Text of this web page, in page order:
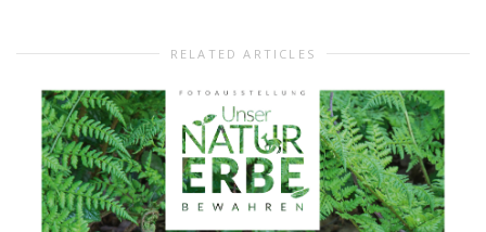
RELATED ARTICLES